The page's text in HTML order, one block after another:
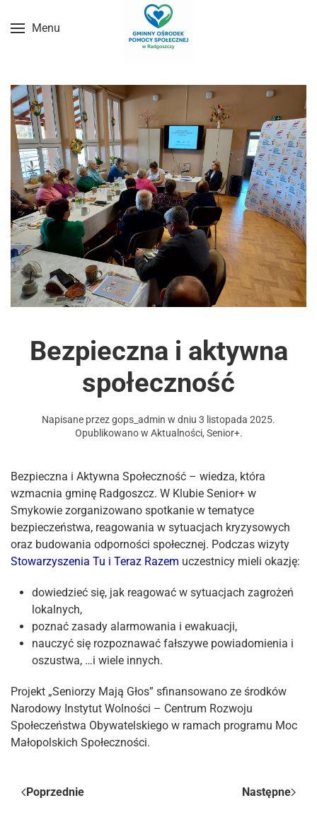
Przejdź do treści głównej
Menu
Bezpieczna i aktywna
społeczność
Napisane przezgops_admin w dniu 3 listopada 2025.
Opublikowano w Aktualności, Senior+.
Bezpieczna i Aktywna Społeczność – wiedza, która
wzmacnia gminę Radgoszcz. W Klubie Senior+ w
Smykowie zorganizowano spotkanie w tematyce
bezpieczeństwa, reagowania w sytuacjach kryzysowych
oraz budowania odporności społecznej. Podczas wizyty
Stowarzyszenia Tu i Teraz Razem uczestnicy mieli okazję:
dowiedzieć się, jak reagować w sytuacjach zagrożeń
lokalnych,
poznać zasady alarmowania i ewakuacji,
nauczyć się rozpoznawać fałszywe powiadomienia i
oszustwa, …i wiele innych.
Projekt „Seniorzy Mają Głos” sfinansowano ze środków
Narodowy Instytut Wolności – Centrum Rozwoju
Społeczeństwa Obywatelskiego w ramach programu Moc
Małopolskich Społeczności.
Poprzednie Następne